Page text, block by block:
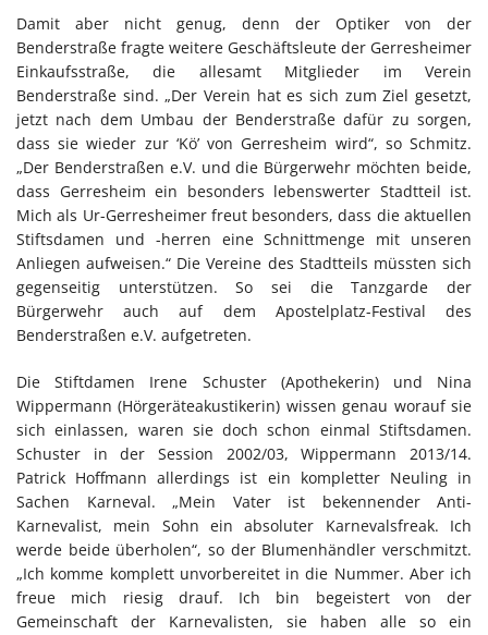
Damit aber nicht genug, denn der Optiker von der
Benderstraße fragte weitere Geschäftsleute der Gerresheimer
Einkaufsstraße, die allesamt Mitglieder im Verein
Benderstraße sind. „Der Verein hat es sich zum Ziel gesetzt,
jetzt nach dem Umbau der Benderstraße dafür zu sorgen,
dass sie wieder zur ‘Kö’ von Gerresheim wird“, so Schmitz.
„Der Benderstraßen e.V. und die Bürgerwehr möchten beide,
dass Gerresheim ein besonders lebenswerter Stadtteil ist.
Mich als Ur-Gerresheimer freut besonders, dass die aktuellen
Stiftsdamen und -herren eine Schnittmenge mit unseren
Anliegen aufweisen.“ Die Vereine des Stadtteils müssten sich
gegenseitig unterstützen. So sei die Tanzgarde der
Bürgerwehr auch auf dem Apostelplatz-Festival des
Benderstraßen e.V. aufgetreten.
Die Stiftdamen Irene Schuster (Apothekerin) und Nina
Wippermann (Hörgeräteakustikerin) wissen genau worauf sie
sich einlassen, waren sie doch schon einmal Stiftsdamen.
Schuster in der Session 2002/03, Wippermann 2013/14.
Patrick Hoffmann allerdings ist ein kompletter Neuling in
Sachen Karneval. „Mein Vater ist bekennender Anti-
Karnevalist, mein Sohn ein absoluter Karnevalsfreak. Ich
werde beide überholen“, so der Blumenhändler verschmitzt.
„Ich komme komplett unvorbereitet in die Nummer. Aber ich
freue mich riesig drauf. Ich bin begeistert von der
Gemeinschaft der Karnevalisten, sie haben alle so ein